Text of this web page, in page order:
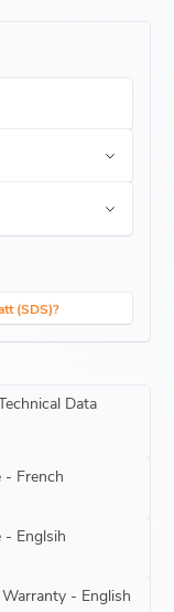
(SDS)?
Data
- French
- Englsih
- English